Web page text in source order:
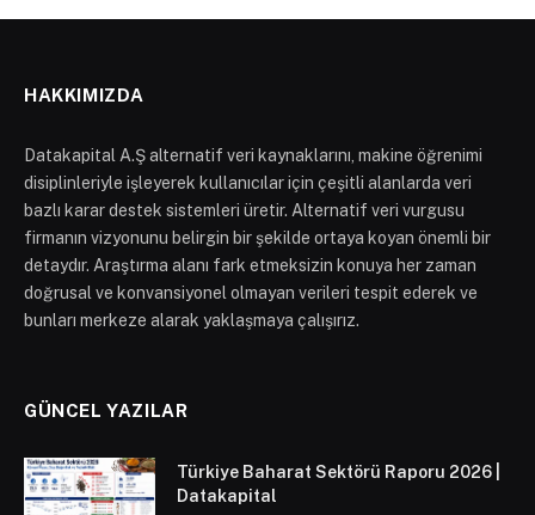
HAKKIMIZDA
Datakapital A.Ş alternatif veri kaynaklarını, makine öğrenimi
disiplinleriyle işleyerek kullanıcılar için çeşitli alanlarda veri
bazlı karar destek sistemleri üretir. Alternatif veri vurgusu
firmanın vizyonunu belirgin bir şekilde ortaya koyan önemli bir
detaydır. Araştırma alanı fark etmeksizin konuya her zaman
doğrusal ve konvansiyonel olmayan verileri tespit ederek ve
bunları merkeze alarak yaklaşmaya çalışırız.
GÜNCEL YAZILAR
Türkiye Baharat Sektörü Raporu 2026 |
Datakapital